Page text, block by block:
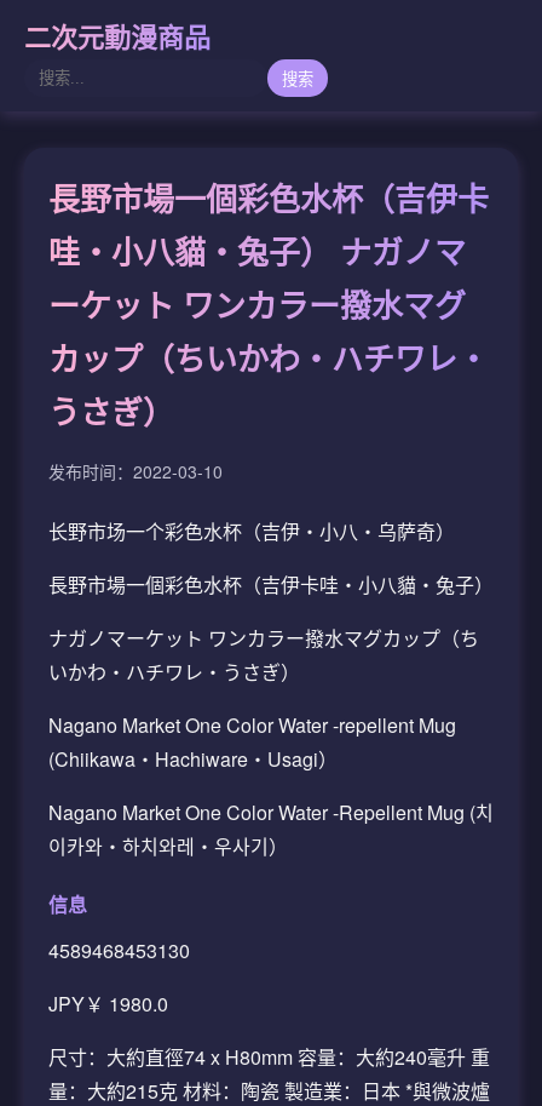
二次元動漫商品
搜索
長野市場一個彩色水杯（吉伊卡
哇・小八貓・兔子） ナガノマ
ーケット ワンカラー撥水マグ
カップ（ちいかわ・ハチワレ・
うさぎ）
发布时间：2022-03-10
长野市场一个彩色水杯（吉伊・小八・乌萨奇）
長野市場一個彩色水杯（吉伊卡哇・小八貓・兔子）
ナガノマーケット ワンカラー撥水マグカップ（ち
いかわ・ハチワレ・うさぎ）
Nagano Market One Color Water -repellent Mug
(Chiikawa・Hachiware・Usagi）
Nagano Market One Color Water -Repellent Mug (치
이카와・하치와레・우사기）
信息
4589468453130
JPY￥ 1980.0
尺寸：大約直徑74 x H80mm 容量：大約240毫升 重
量：大約215克 材料：陶瓷 製造業：日本 *與微波爐